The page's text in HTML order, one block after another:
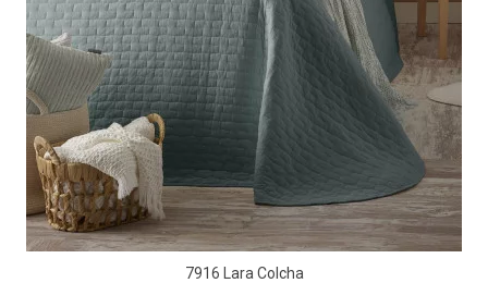
7916 Lara Colcha